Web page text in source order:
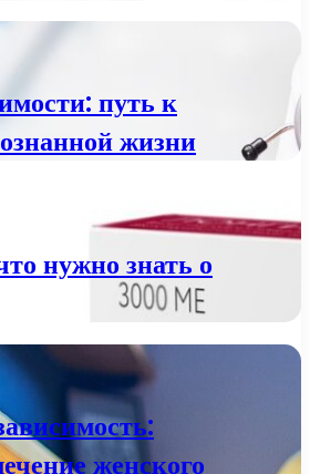
путь к
жизни
нужно знать о
женского